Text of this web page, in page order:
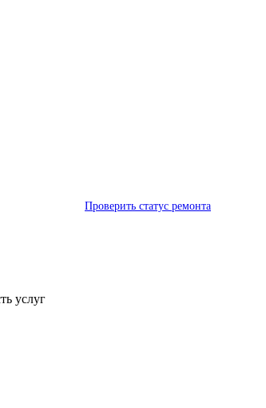
Проверить статус ремонта
услуг